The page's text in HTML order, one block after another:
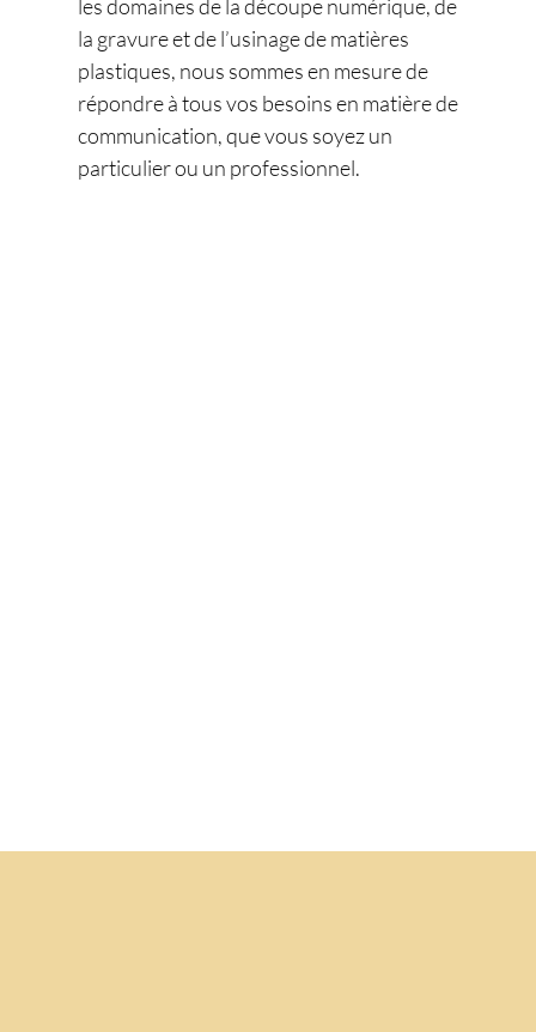
les domaines de la découpe numérique, de
la gravure et de l’usinage de matières
plastiques, nous sommes en mesure de
répondre à tous vos besoins en matière de
communication, que vous soyez un
particulier ou un professionnel.